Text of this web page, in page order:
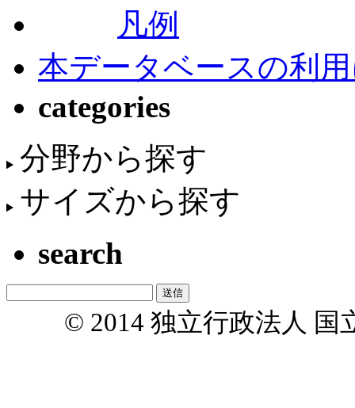
凡例
本データベースの利
categories
分野から探す
サイズから探す
search
© 2014 独立行政法人 国